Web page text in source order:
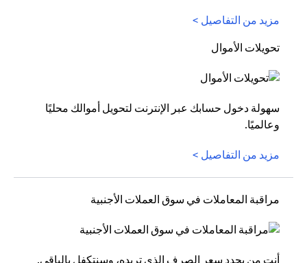
مزيد من التفاصيل >
تحويلات الأموال
سهولة دخول حسابك عبر الإنترنت لتحويل أموالك محليًا
وعالميًا.
مزيد من التفاصيل >
مراقبة المعاملات في سوق العملات الأجنبية
أنت من يحدد سعر الصرف الذي تريده، وسنتكفل بالباقي.